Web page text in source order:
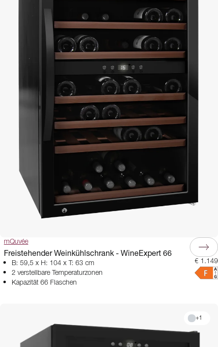
mQuvée
Freistehender Weinkühlschrank - WineExpert 66
B: 59,5 x H: 104 x T: 63 cm
2 verstellbare Temperaturzonen
Kapazität 66 Flaschen
€ 1.149
+1